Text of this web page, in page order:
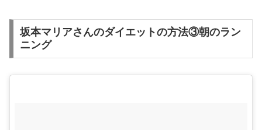
坂本マリアさんのダイエットの方法③朝のラン
ニング